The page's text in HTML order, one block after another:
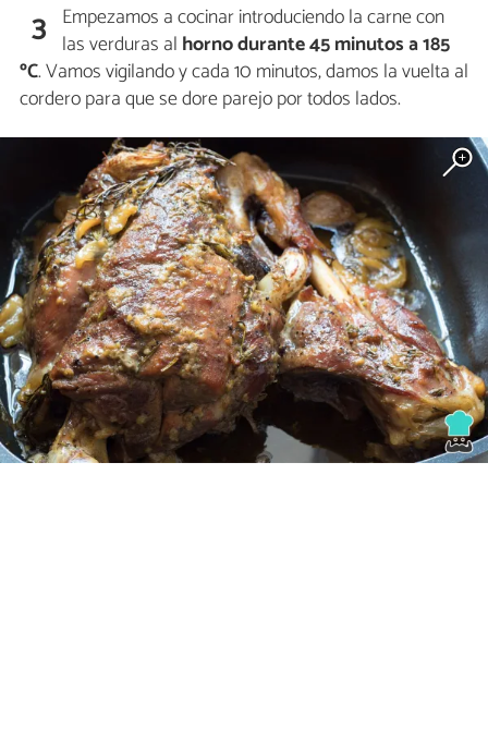
3 Empezamos a cocinar introduciendo la carne con
las verduras al horno durante 45 minutos a 185
ºC. Vamos vigilando y cada 10 minutos, damos la vuelta al
cordero para que se dore parejo por todos lados.